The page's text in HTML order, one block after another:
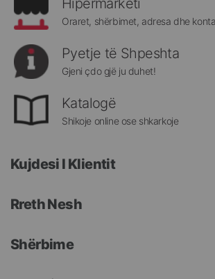
Oraret, shërbimet, adresa dhe
Pyetje të Shpeshta
Gjeni çdo gjë ju duhet!
Katalogë
Shikoje online ose shkarkoje
Kujdesi I Klientit
Rreth Nesh
Shërbime